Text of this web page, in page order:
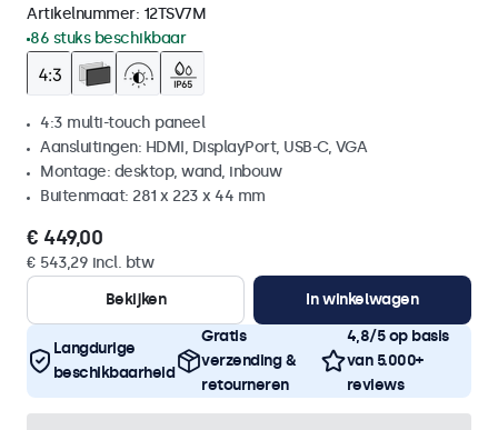
Artikelnummer: 12TSV7M
86 stuks beschikbaar
4:3 multi-touch paneel
Aansluitingen: HDMI, DisplayPort, USB-C, VGA
Montage: desktop, wand, inbouw
Buitenmaat: 281 x 223 x 44 mm
€ 449,00
€ 543,29 incl. btw
Bekijken
In winkelwagen
Langdurige
beschikbaarheid
Gratis
verzending &
retourneren
4,8/5 op basis
van 5.000+
reviews